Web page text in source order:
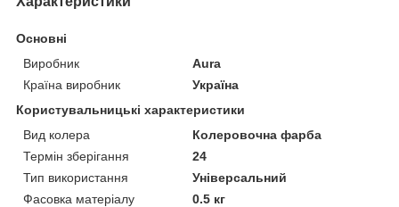
Основні
Виробник
Aura
Країна виробник
Україна
Користувальницькі характеристики
Вид колера
Колеровочна фарба
Термін зберігання
24
Тип використання
Універсальний
Фасовка матеріалу
0.5 кг